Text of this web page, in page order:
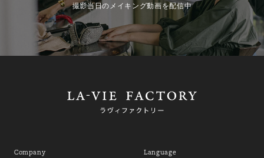
撮影当日のメイキング動画を配信中
Company Language